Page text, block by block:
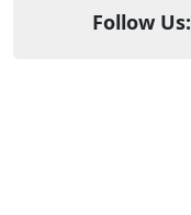
Follow Us: